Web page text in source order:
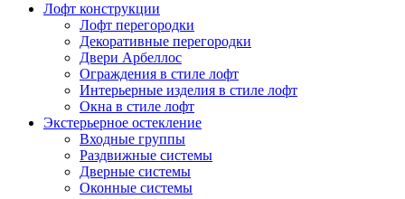
Лофт конструкции
Лофт перегородки
Декоративные перегородки
Двери Арбеллос
Ограждения в стиле лофт
Интерьерные изделия в стиле лофт
Окна в стиле лофт
Экстерьерное остекление
Входные группы
Раздвижные системы
Дверные системы
Оконные системы